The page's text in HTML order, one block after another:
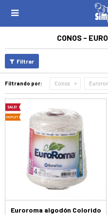

CONOS -
Filtrando por: Conos
Euroroma algodón Colorido